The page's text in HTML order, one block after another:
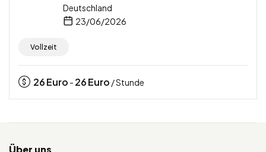
Deutschland
23/06/2026
Vollzeit
26Euro - 26Euro / Stunde
Über uns